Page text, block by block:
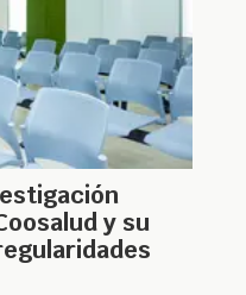
y su